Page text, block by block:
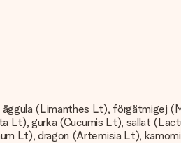
(Limanthes Lt), förgätmigej
gurka (Cucumis Lt), sallat
Lt), dragon (Artemisia Lt),